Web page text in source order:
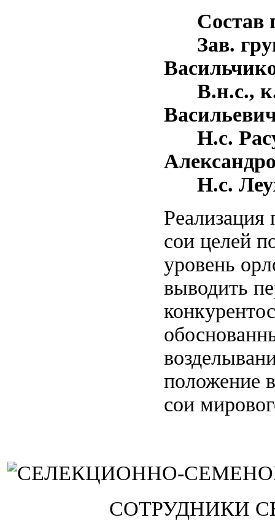
Состав
Зав.
В.н.с.,
Н.с.
Н.с.
сои целей
уровень
выводить
положение
сои
СОТРУДНИКИ